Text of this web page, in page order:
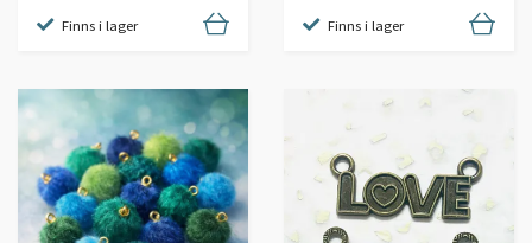
Finns i lager Finns i lager